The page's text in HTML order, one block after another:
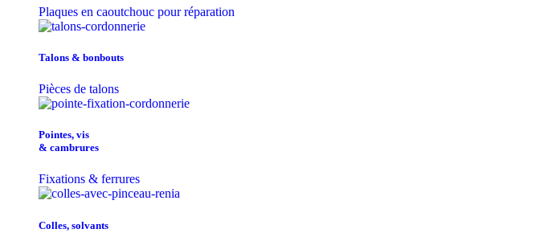
Plaques en caoutchouc pour réparation
Talons & bonbouts
Pièces de talons
Pointes, vis
& cambrures
Fixations & ferrures
Colles, solvants